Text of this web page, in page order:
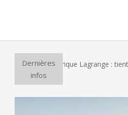
Dernières
infos
électrique Lagrange : tient-il ses